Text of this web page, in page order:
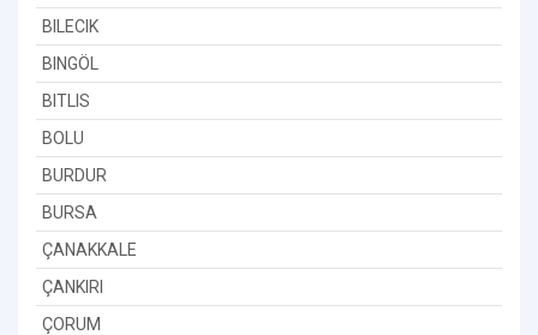
BILECIK
BINGÖL
BITLIS
BOLU
BURDUR
BURSA
ÇANAKKALE
ÇANKIRI
ÇORUM